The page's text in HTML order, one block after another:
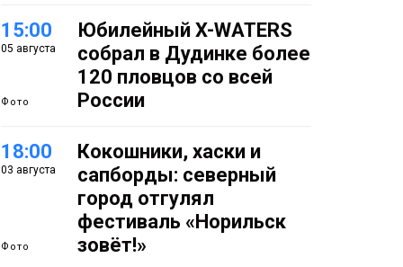
15:00
05 августа
Фото
Юбилейный X-WATERS
собрал в Дудинке более
120 пловцов со всей
России
18:00
03 августа
Фото
Кокошники, хаски и
сапборды: северный
город отгулял
фестиваль «Норильск
зовёт!»